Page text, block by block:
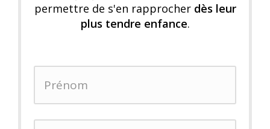
permettre de s'en rapprocher dès leur
plus tendre enfance.